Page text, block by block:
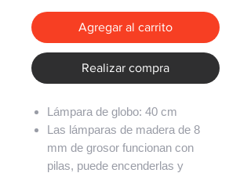
Agregar al carrito
Realizar compra
Lámpara de globo: 40 cm
Las lámparas de madera de 8
mm de grosor funcionan con
pilas, puede encenderlas y